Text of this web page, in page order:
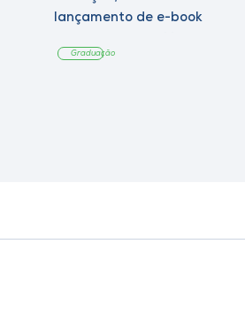
lançamento de e-book
Graduação